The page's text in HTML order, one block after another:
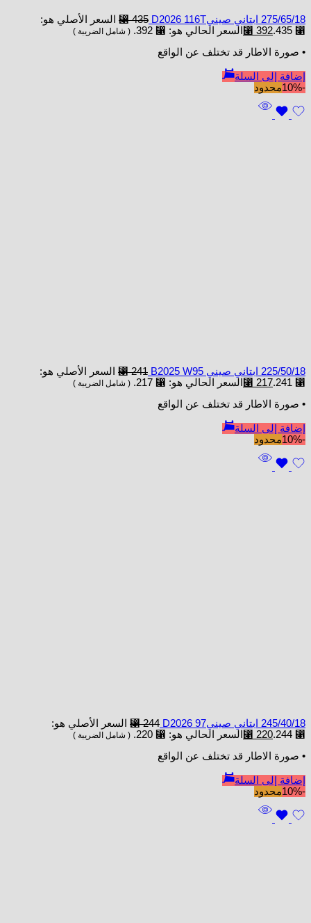
275/65/18 ابتاني صينيD2026 116T ⃁435
السعر الأصلي هو:
⃁ 435.
⃁ 392 السعر الحالي هو: ⃁ 392. ( شامل الضريبة )
• صورة الاطار قد تختلف عن الواقع
إضافة إلى السلة
-10%
محدود
225/50/18 ابتاني صيني B2025 W95 ⃁241
السعر الأصلي هو:
⃁ 241.
⃁ 217 السعر الحالي هو: ⃁ 217. ( شامل الضريبة )
• صورة الاطار قد تختلف عن الواقع
إضافة إلى السلة
-10%
محدود
245/40/18 ابتاني صينيD2026 97 ⃁244
السعر الأصلي هو:
⃁ 244.
⃁ 220 السعر الحالي هو: ⃁ 220. ( شامل الضريبة )
• صورة الاطار قد تختلف عن الواقع
إضافة إلى السلة
-10%
محدود